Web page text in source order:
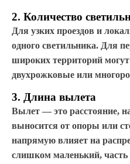
2. Количество
Для узких проездов и
одного светильника. Для
широких территорий
двухрожковые или
3. Длина вылета
Вылет — это расстояние,
выносится от опоры или
напрямую влияет на
слишком маленький, часть